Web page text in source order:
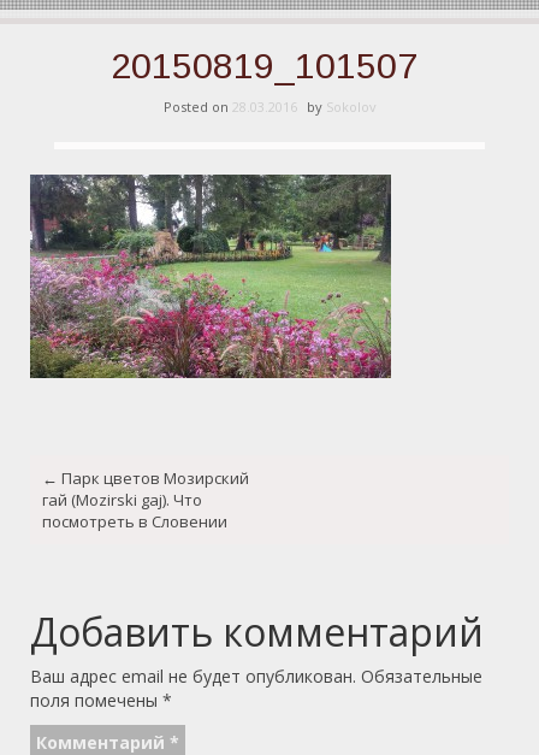
20150819_101507
Posted on 28.03.2016 by Sokolov
navigation
← Парк цветов Мозирский
гай (Mozirski gaj). Что
посмотреть в Словении
Добавить комментарий
Ваш адрес email не будет опубликован. Обязательные
поля помечены *
Комментарий *